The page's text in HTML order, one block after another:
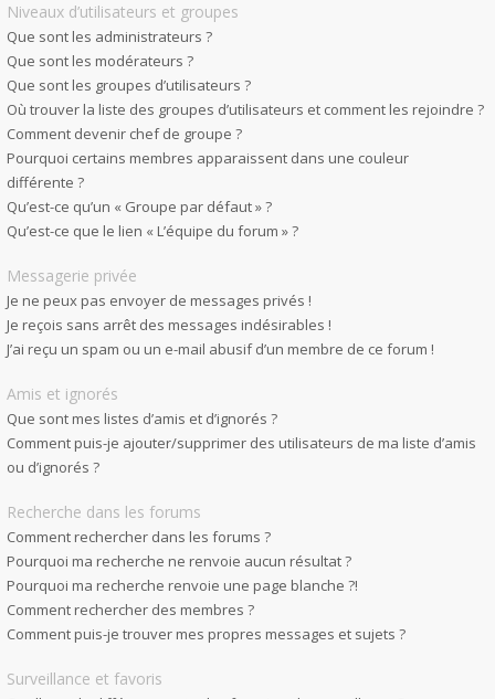
Niveaux d’utilisateurs et groupes
Que sont les administrateurs ?
Que sont les modérateurs ?
Que sont les groupes d’utilisateurs ?
Où trouver la liste des groupes d’utilisateurs et comment les rejoindre ?
Comment devenir chef de groupe ?
Pourquoi certains membres apparaissent dans une couleur
différente ?
Qu’est-ce qu’un « Groupe par défaut » ?
Qu’est-ce que le lien « L’équipe du forum » ?
Messagerie privée
Je ne peux pas envoyer de messages privés !
Je reçois sans arrêt des messages indésirables !
J’ai reçu un spam ou un e-mail abusif d’un membre de ce forum !
Amis et ignorés
Que sont mes listes d’amis et d’ignorés ?
Comment puis-je ajouter/supprimer des utilisateurs de ma liste d’amis
ou d’ignorés ?
Recherche dans les forums
Comment rechercher dans les forums ?
Pourquoi ma recherche ne renvoie aucun résultat ?
Pourquoi ma recherche renvoie une page blanche ?!
Comment rechercher des membres ?
Comment puis-je trouver mes propres messages et sujets ?
Surveillance et favoris